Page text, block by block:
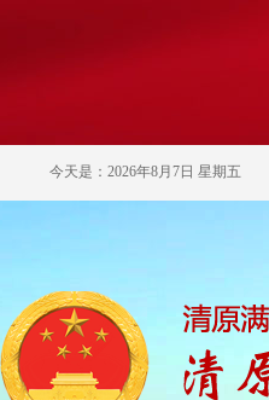
今天是：2026年8月7日 星期五